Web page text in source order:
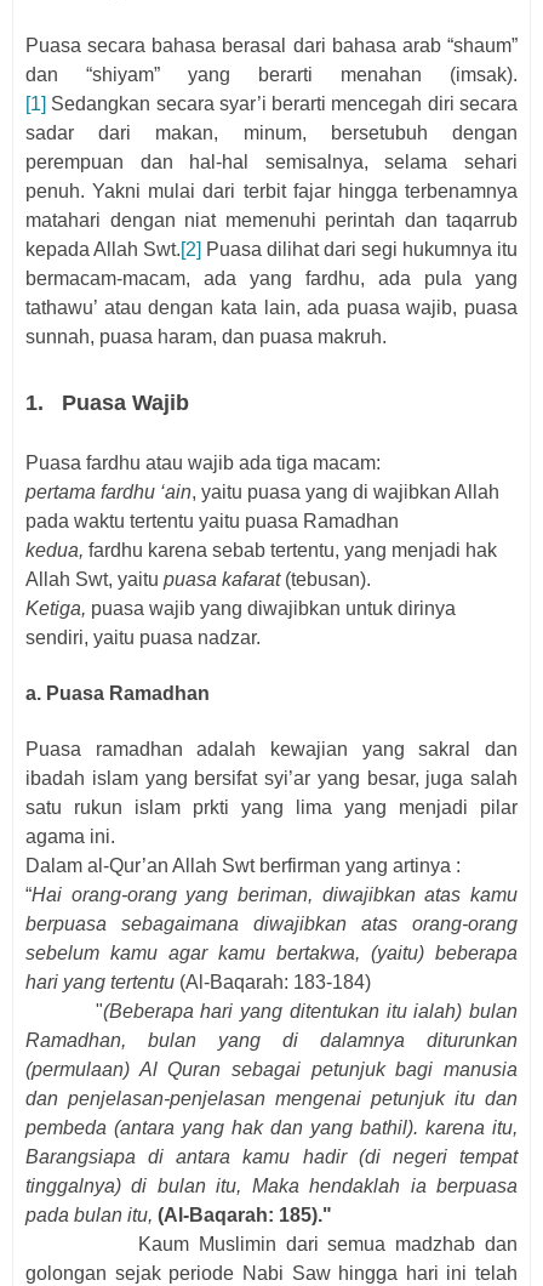
Puasa secara bahasa berasal dari bahasa arab “shaum”
dan “shiyam” yang berarti menahan (imsak).
[1] Sedangkan secara syar’i berarti mencegah diri secara
sadar dari makan, minum, bersetubuh dengan
perempuan dan hal-hal semisalnya, selama sehari
penuh. Yakni mulai dari terbit fajar hingga terbenamnya
matahari dengan niat memenuhi perintah dan taqarrub
kepada Allah Swt.[2] Puasa dilihat dari segi hukumnya itu
bermacam-macam, ada yang fardhu, ada pula yang
tathawu’ atau dengan kata lain, ada puasa wajib, puasa
sunnah, puasa haram, dan puasa makruh.
1. Puasa Wajib
Puasa fardhu atau wajib ada tiga macam:
pertama fardhu ‘ain, yaitu puasa yang di wajibkan Allah
pada waktu tertentu yaitu puasa Ramadhan
kedua, fardhu karena sebab tertentu, yang menjadi hak
Allah Swt, yaitu puasa kafarat (tebusan).
Ketiga, puasa wajib yang diwajibkan untuk dirinya
sendiri, yaitu puasa nadzar.
a. Puasa Ramadhan
Puasa ramadhan adalah kewajian yang sakral dan
ibadah islam yang bersifat syi’ar yang besar, juga salah
satu rukun islam prkti yang lima yang menjadi pilar
agama ini.
Dalam al-Qur’an Allah Swt berfirman yang artinya :
“Hai orang-orang yang beriman, diwajibkan atas kamu
berpuasa sebagaimana diwajibkan atas orang-orang
sebelum kamu agar kamu bertakwa, (yaitu) beberapa
hari yang tertentu (Al-Baqarah: 183-184)
"(Beberapa hari yang ditentukan itu ialah) bulan
Ramadhan, bulan yang di dalamnya diturunkan
(permulaan) Al Quran sebagai petunjuk bagi manusia
dan penjelasan-penjelasan mengenai petunjuk itu dan
pembeda (antara yang hak dan yang bathil). karena itu,
Barangsiapa di antara kamu hadir (di negeri tempat
tinggalnya) di bulan itu, Maka hendaklah ia berpuasa
pada bulan itu, (Al-Baqarah: 185)."
Kaum Muslimin dari semua madzhab dan
golongan sejak periode Nabi Saw hingga hari ini telah